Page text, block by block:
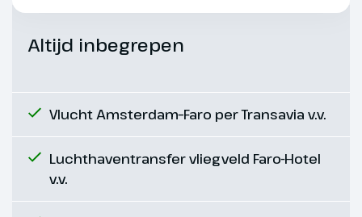
Altijd inbegrepen
Vlucht Amsterdam–Faro per Transavia v.v.
Luchthaventransfer vliegveld Faro-Hotel
v.v.